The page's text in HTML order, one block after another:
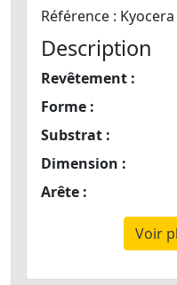
Référence : Kyocera
Description
Revêtement :
Forme :
Substrat :
Dimension :
Arête :
Voir